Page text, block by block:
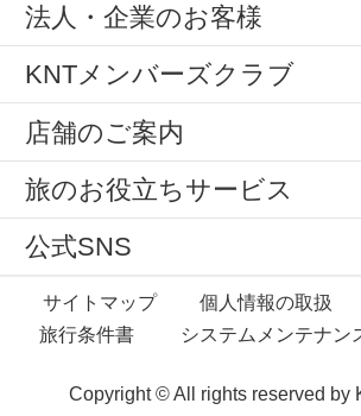
法人・企業のお客様
KNTメンバーズクラブ
店舗のご案内
旅のお役立ちサービス
公式SNS
サイトマップ 個人情報の取扱
旅行条件書
システムメンテナン
Copyright © All rights reserved by